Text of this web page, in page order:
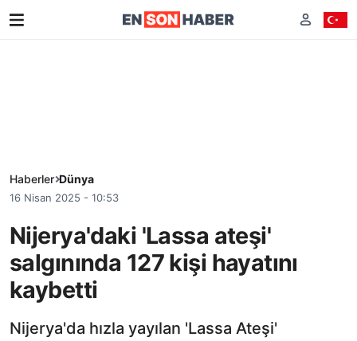
Haberler Dünya
16 Nisan 2025 - 10:53
Nijerya'daki 'Lassa ateşi'
salgınında 127 kişi hayatını
kaybetti
Nijerya'da hızla yayılan 'Lassa Ateşi'